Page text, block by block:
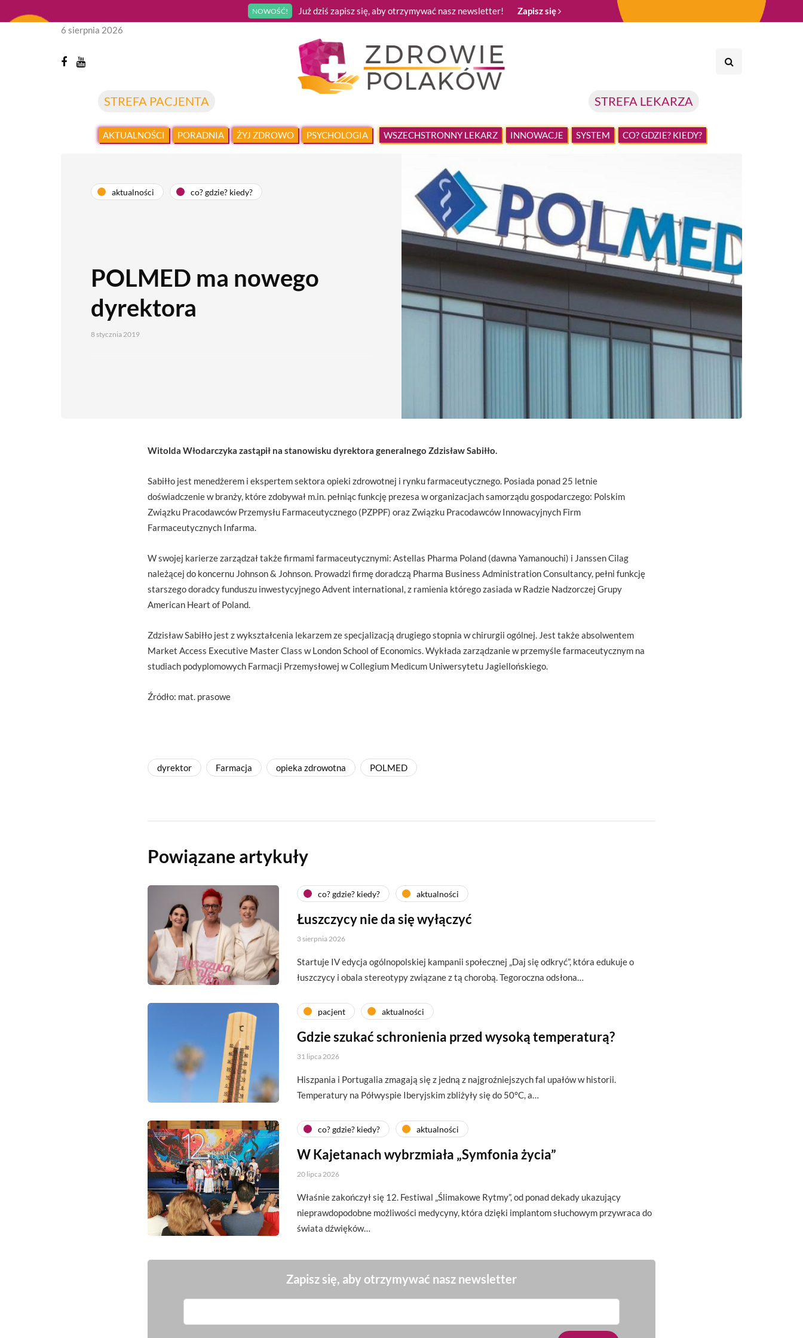
NOWOŚĆ! Już dziś zapisz się, aby otrzymywać nasz newsletter! Zapisz się
STREFA PACJENTA STREFA LEKARZA
6 sierpnia 2026
AKTUALNOŚCI PORADNIA ŻYJ ZDROWO PSYCHOLOGIA WSZECHSTRONNY LEKARZ INNOWACJE SYSTEM CO? GDZIE? KIEDY?
aktualności co? gdzie? kiedy?
POLMED ma nowego
dyrektora
8 stycznia 2019
Witolda Włodarczyka zastąpił na stanowisku dyrektora generalnego Zdzisław Sabiłło.
Sabiłło jest menedżerem i ekspertem sektora opieki zdrowotnej i rynku farmaceutycznego. Posiada ponad 25 letnie
doświadczenie w branży, które zdobywał m.in. pełniąc funkcję prezesa w organizacjach samorządu gospodarczego: Polskim
Związku Pracodawców Przemysłu Farmaceutycznego (PZPPF) oraz Związku Pracodawców Innowacyjnych Firm
Farmaceutycznych Infarma.
W swojej karierze zarządzał także firmami farmaceutycznymi: Astellas Pharma Poland (dawna Yamanouchi) i Janssen Cilag
należącej do koncernu Johnson & Johnson. Prowadzi firmę doradczą Pharma Business Administration Consultancy, pełni funkcję
starszego doradcy funduszu inwestycyjnego Advent international, z ramienia którego zasiada w Radzie Nadzorczej Grupy
American Heart of Poland.
Zdzisław Sabiłło jest z wykształcenia lekarzem ze specjalizacją drugiego stopnia w chirurgii ogólnej. Jest także absolwentem
Market Access Executive Master Class w London School of Economics. Wykłada zarządzanie w przemyśle farmaceutycznym na
studiach podyplomowych Farmacji Przemysłowej w Collegium Medicum Uniwersytetu Jagiellońskiego.
Źródło: mat. prasowe
dyrektor Farmacja opieka zdrowotna POLMED
Powiązane artykuły
co? gdzie? kiedy? aktualności
Łuszczycy nie da się wyłączyć
3 sierpnia 2026
Startuje IV edycja ogólnopolskiej kampanii społecznej „Daj się odkryć”, która edukuje o
łuszczycy i obala stereotypy związane z tą chorobą. Tegoroczna odsłona…
pacjent aktualności
Gdzie szukać schronienia przed wysoką temperaturą?
31 lipca 2026
Hiszpania i Portugalia zmagają się z jedną z najgroźniejszych fal upałów w historii.
Temperatury na Półwyspie Iberyjskim zbliżyły się do 50°C, a…
co? gdzie? kiedy? aktualności
W Kajetanach wybrzmiała „Symfonia życia”
20 lipca 2026
Właśnie zakończył się 12. Festiwal „Ślimakowe Rytmy”, od ponad dekady ukazujący
nieprawdopodobne możliwości medycyny, która dzięki implantom słuchowym przywraca do
świata dźwięków…
Zapisz się, aby otrzymywać nasz newsletter